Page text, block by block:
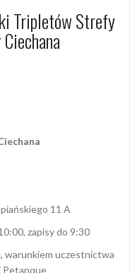
Tripletów Strefy
11 A
zapisy do 9:30
warunkiem uczestnictwa
Petanque